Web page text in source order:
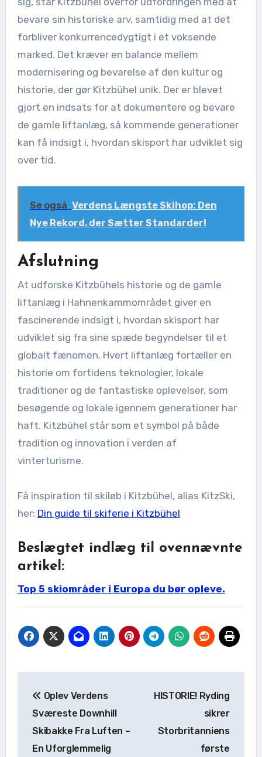
bevare sin historiske arv, samtidig med at det
forbliver konkurrencedygtigt i et voksende
marked. Det kræver en balance mellem
modernisering og bevarelse af den kultur og
historie, der gør Kitzbühel unik. Der er blevet
gjort en indsats for at dokumentere og bevare
de gamle liftanlæg, så kommende generationer
kan få indsigt i, hvordan skisport har udviklet sig
over tid.
Se også Verdens Længste Skihop: Den
Nye Rekord, der Sætter Standarder!
Afslutning
At udforske Kitzbühels historie og de gamle
liftanlæg i Hahnenkammområdet giver en
fascinerende indsigt i, hvordan skisport har
udviklet sig fra sine spæde begyndelser til et
globalt fænomen. Hvert liftanlæg fortæller en
historie om fortidens teknologier, lokale
traditioner og de fantastiske oplevelser, som
besøgende og lokale igennem generationer har
haft. Kitzbühel står som et symbol på både
tradition og innovation i verden af
vinterturisme.
Få inspiration til skiløb i Kitzbühel, alias KitzSki,
her: Din guide til skiferie i Kitzbühel
Beslægtet indlæg til ovennævnte
artikel:
Top 5 skiområder i Europa du bør opleve.
Oplev Verdens
Sværeste Downhill
Skibakke Fra Luften –
En Uforglemmelig
HISTORIE! Ryding
sikrer
Storbritanniens
første